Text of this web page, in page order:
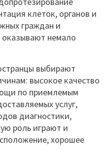
клеток, органов и
граждан и
оказывают немало
выбирают
высокое качество
по приемлемым
услуг,
диагностики,
роль играют и
хорошее